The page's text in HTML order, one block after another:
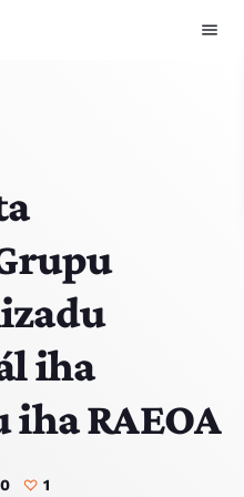
menu
iha
RAEOA
1